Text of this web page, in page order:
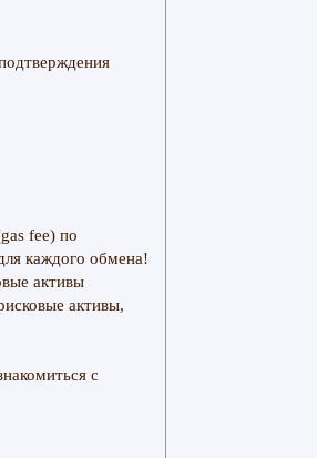
fee) по
каждого обмена!
активы
активы,
с